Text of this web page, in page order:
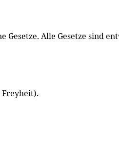
Gesetze. Alle Gesetze sind